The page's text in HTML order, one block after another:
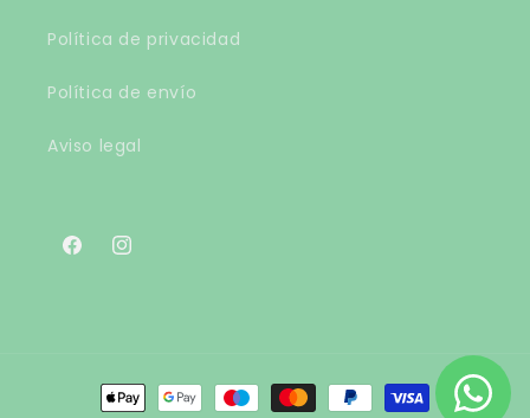
Política de privacidad
Política de envío
Aviso legal
FacebookInstagram
Formas